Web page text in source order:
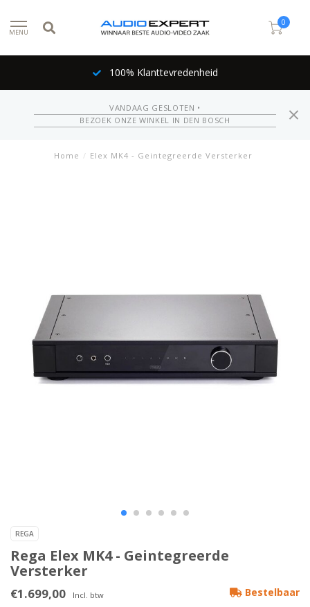
MENU
0
100% Klanttevredenheid
VANDAAG GESLOTEN •
BEZOEK ONZE WINKEL IN DEN BOSCH
Home / Elex MK4 - Geintegreerde Versterker
REGA
Rega Elex MK4 - Geintegreerde
Versterker
€1.699,00 Incl. btw Bestelbaar